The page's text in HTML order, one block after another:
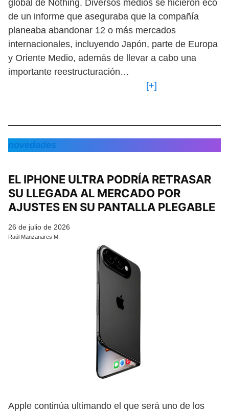
global de Nothing. Diversos medios se hicieron eco
de un informe que aseguraba que la compañía
planeaba abandonar 12 o más mercados
internacionales, incluyendo Japón, parte de Europa
y Oriente Medio, además de llevar a cabo una
importante reestructuración…
[+]
novedades
EL IPHONE ULTRA PODRÍA RETRASAR
SU LLEGADA AL MERCADO POR
AJUSTES EN SU PANTALLA PLEGABLE
26 de julio de 2026
Raúl Manzanares M.
Apple continúa ultimando el que será uno de los